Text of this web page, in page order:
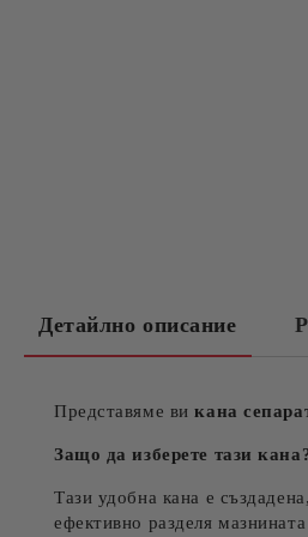
Детайлно описание
Представяме викана
Защо да изберете тази
Тази удобна кана е
ефективно разделя